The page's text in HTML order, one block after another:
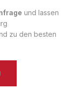
und lassen
zu den besten